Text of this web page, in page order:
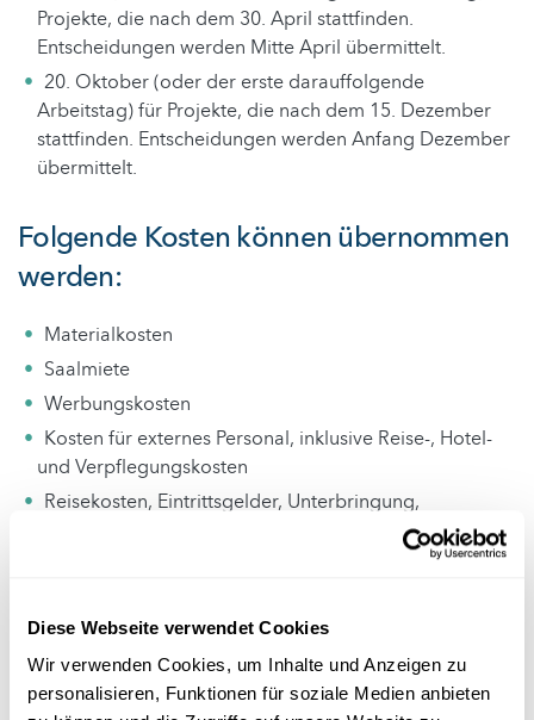
Diese Webseite verwendet Cookies
Wir verwenden Cookies, um Inhalte und Anzeigen zu
personalisieren, Funktionen für soziale Medien anbieten
Projekte, die nach dem 30. April stattfinden.
Entscheidungen werden Mitte April übermittelt.
20. Oktober (oder der erste darauffolgende
Arbeitstag) für Projekte, die nach dem 15. Dezember
stattfinden. Entscheidungen werden Anfang Dezember
übermittelt.
Folgende Kosten können übernommen
werden:
Materialkosten
Saalmiete
Werbungskosten
Kosten für externes Personal, inklusive Reise-, Hotel-
und Verpflegungskosten
Reisekosten, Eintrittsgelder, Unterbringung,
Verpflegung, etc. (für Schulaktivitäten im Ausland)
Beispiele
Die Wissenschaftsreiseder 2e und 3e C des Lycée